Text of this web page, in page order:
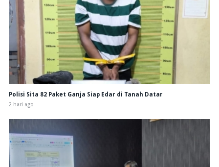
Polisi Sita 82 Paket Ganja Siap Edar di Tanah Datar
2 hari ago